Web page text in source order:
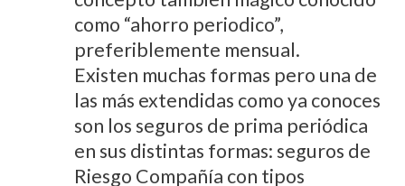
como “ahorro periodico”,
preferiblemente mensual.
Existen muchas formas pero una de
las más extendidas como ya conoces
son los seguros de prima periódica
en sus distintas formas: seguros de
Riesgo Compañía con tipos